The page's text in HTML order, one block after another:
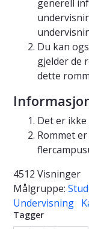
generell
Du kan
gjelder de
dette
Det er
Rommet
4512 Visninger
Målgruppe:
Undervisning
Tagger